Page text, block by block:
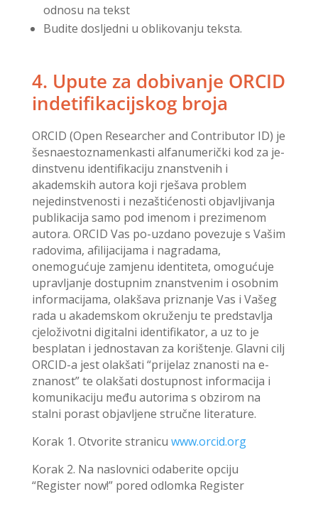
odnosu na tekst
Budite dosljedni u oblikovanju teksta.
4. Upute za dobivanje ORCID
indetifikacijskog broja
ORCID (Open Researcher and Contributor ID) je
šesnaestoznamenkasti alfanumerički kod za je-
dinstvenu identifikaciju znanstvenih i
akademskih autora koji rješava problem
nejedinstvenosti i nezaštićenosti objavljivanja
publikacija samo pod imenom i prezimenom
autora. ORCID Vas po-uzdano povezuje s Vašim
radovima, afilijacijama i nagradama,
onemogućuje zamjenu identiteta, omogućuje
upravljanje dostupnim znanstvenim i osobnim
informacijama, olakšava priznanje Vas i Vašeg
rada u akademskom okruženju te predstavlja
cjeloživotni digitalni identifikator, a uz to je
besplatan i jednostavan za korištenje. Glavni cilj
ORCID-a jest olakšati “prijelaz znanosti na e-
znanost” te olakšati dostupnost informacija i
komunikaciju među autorima s obzirom na
stalni porast objavljene stručne literature.
Korak 1. Otvorite stranicu www.orcid.org
Korak 2. Na naslovnici odaberite opciju
“Register now!” pored odlomka Register